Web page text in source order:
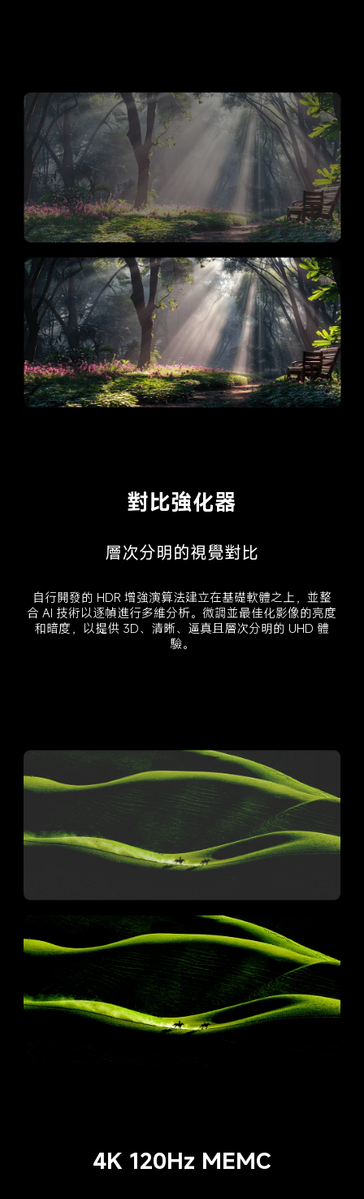
對比強化器
層次分明的視覺對比
自行開發的 HDR 增強演算法建立在基礎軟體之上，並整
合 AI 技術以逐幀進行多維分析。微調並最佳化影像的亮度
和暗度，以提供 3D、清晰、逼真且層次分明的 UHD 體
驗。
4K 120Hz MEMC